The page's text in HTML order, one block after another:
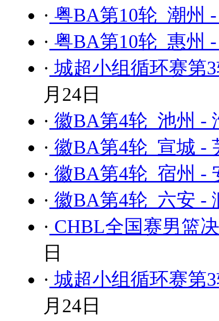
· 粤BA第10轮 潮州
· 粤BA第10轮 惠州
· 城超小组循环赛第
月24日
· 徽BA第4轮 池州 -
· 徽BA第4轮 宣城 -
· 徽BA第4轮 宿州 -
· 徽BA第4轮 六安 -
· CHBL全国赛男篮
日
· 城超小组循环赛第
月24日